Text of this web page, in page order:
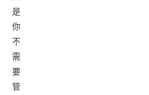
是
你
不
需
要
管